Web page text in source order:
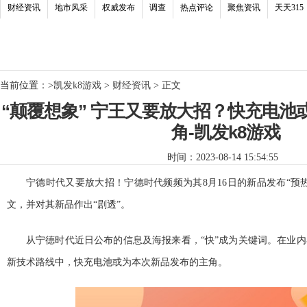
财经资讯 地市风采 权威发布 调查 热点评论 聚焦资讯 天天315
当前位置： >凯发k8游戏 > 财经资讯 > 正文
“颠覆想象” 宁王又要放大招？快充电池
角-凯发k8游戏
时间：2023-08-14 15:54:55
宁德时代又要放大招！宁德时代频频为其8月16日的新品发布“预
文，并对其新品作出“剧透”。
从宁德时代近日公布的信息及海报来看，“快”成为关键词。在业
新技术路线中，快充电池或为本次新品发布的主角。